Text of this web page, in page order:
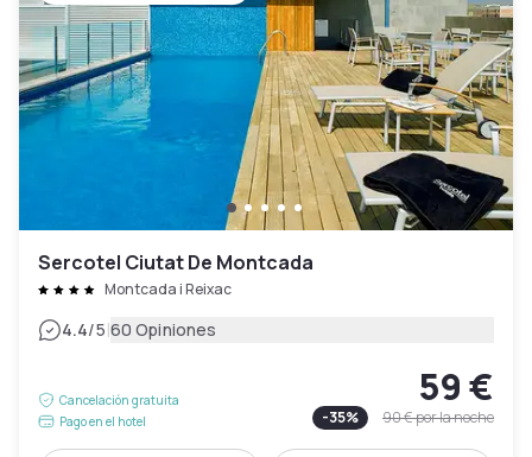
Sercotel Ciutat De Montcada
Montcada i Reixac
4.4/5|60 Opiniones
Cancelación gratuita
Pago en el hotel
59 €
-35% 90 €por la noche